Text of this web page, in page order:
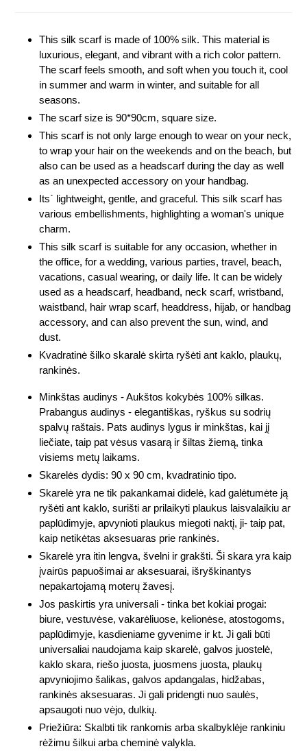
This silk scarf is made of 100% silk. This material is
luxurious, elegant, and vibrant with a rich color pattern.
The scarf feels smooth, and soft when you touch it, cool
in summer and warm in winter, and suitable for all
seasons.
The scarf size is 90*90cm, square size.
This scarf is not only large enough to wear on your neck,
to wrap your hair on the weekends and on the beach, but
also can be used as a headscarf during the day as well
as an unexpected accessory on your handbag.
Its` lightweight, gentle, and graceful. This silk scarf has
various embellishments, highlighting a woman's unique
charm.
This silk scarf is suitable for any occasion, whether in
the office, for a wedding, various parties, travel, beach,
vacations, casual wearing, or daily life. It can be widely
used as a headscarf, headband, neck scarf, wristband,
waistband, hair wrap scarf, headdress, hijab, or handbag
accessory, and can also prevent the sun, wind, and
dust.
Kvadratinė šilko skaralė skirta ryšėti ant kaklo, plaukų,
rankinės.
Minkštas audinys - Aukštos kokybės 100% silkas.
Prabangus audinys - elegantiškas, ryškus su sodrių
spalvų raštais. Pats audinys lygus ir minkštas, kai jį
liečiate, taip pat vėsus vasarą ir šiltas žiemą, tinka
visiems metų laikams.
Skarelės dydis: 90 x 90 cm, kvadratinio tipo.
Skarelė yra ne tik pakankamai didelė, kad galėtumėte ją
ryšėti ant kaklo, surišti ar prilaikyti plaukus laisvalaikiu ar
paplūdimyje, apvynioti plaukus miegoti naktį, ji- taip pat,
kaip netikėtas aksesuaras prie rankinės.
Skarelė yra itin lengva, švelni ir grakšti. Ši skara yra kaip
įvairūs papuošimai ar aksesuarai, išryškinantys
nepakartojamą moterų žavesį.
Jos paskirtis yra universali - tinka bet kokiai progai:
biure, vestuvėse, vakarėliuose, kelionėse, atostogoms,
paplūdimyje, kasdieniame gyvenime ir kt. Ji gali būti
universaliai naudojama kaip skarelė, galvos juostelė,
kaklo skara, riešo juosta, juosmens juosta, plaukų
apvyniojimo šalikas, galvos apdangalas, hidžabas,
rankinės aksesuaras. Ji gali pridengti nuo saulės,
apsaugoti nuo vėjo, dulkių.
Priežiūra: Skalbti tik rankomis arba skalbyklėje rankiniu
rėžimu šilkui arba cheminė valykla.